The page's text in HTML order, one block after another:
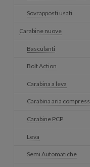
Sovrapposti usati
Carabine nuove
Basculanti
Bolt Action
Carabina a leva
Carabina aria
Carabine PCP
Leva
Semi Automatiche